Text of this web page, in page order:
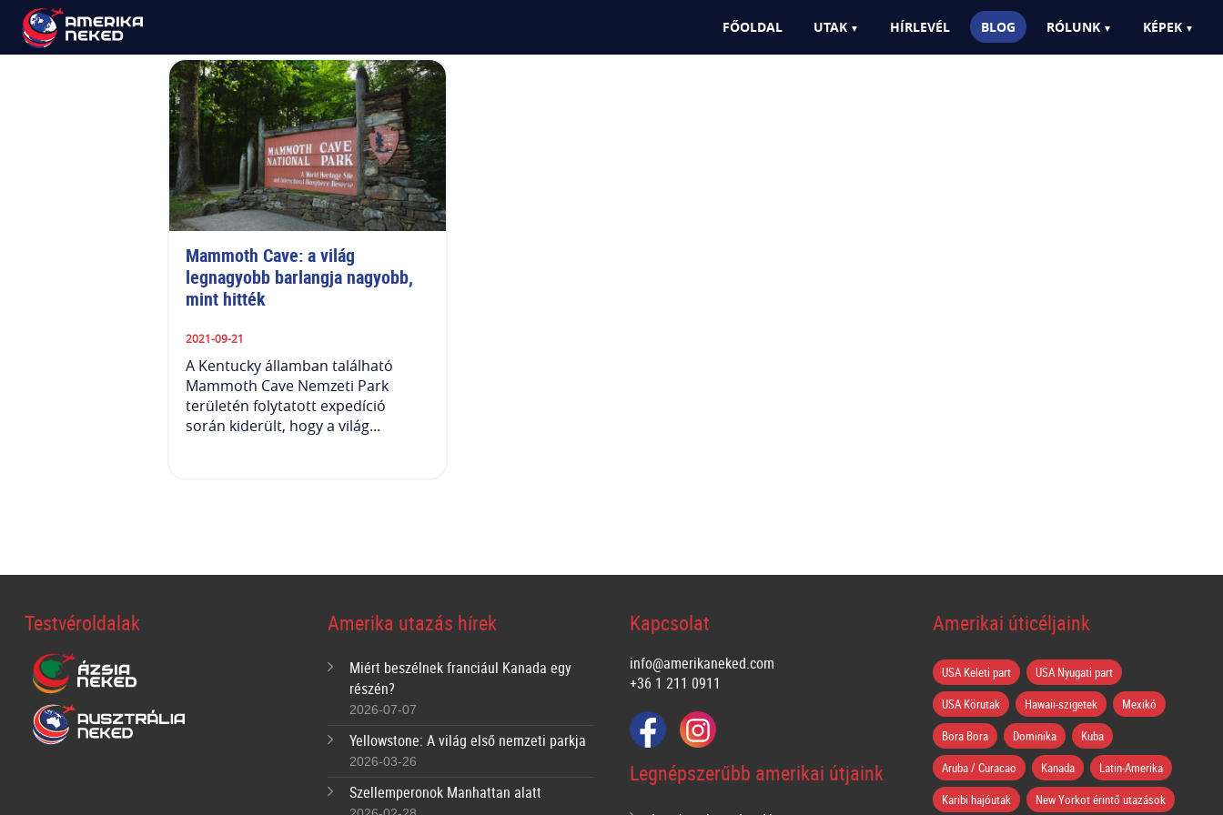
FŐOLDAL UTAK HÍRLEVÉL BLOG RÓLUNK KÉPEK
Mammoth Cave: a világ
legnagyobb barlangja nagyobb,
mint hitték
2021-09-21
A Kentucky államban található
Mammoth Cave Nemzeti Park
területén folytatott expedíció
során kiderült, hogy a világ...
Testvéroldalak Amerika utazás hírek
Miért beszélnek franciául Kanada egy
részén?
2026-07-07
Yellowstone: A világ első nemzeti parkja
2026-03-26
Szellemperonok Manhattan alatt
Kapcsolat
info@amerikaneked.com
+36 1 211 0911
Legnépszerűbb amerikai útjaink
Amerikai úticéljaink
USA Keleti part
USA Nyugati part
USA Körutak
Hawaii-szigetek
Mexikó
Bora Bora
Dominika
Kuba
Aruba / Curacao
Kanada
Latin-Amerika
Karibi hajóutak
New Yorkot érintő utazások